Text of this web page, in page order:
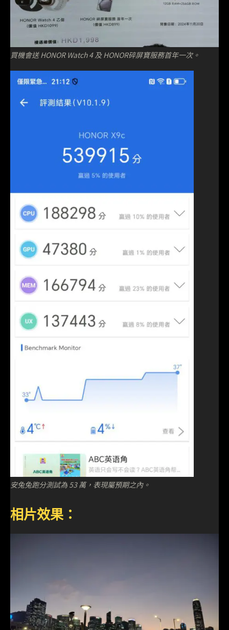
買機會送 HONOR Watch 4 及 HONOR碎屏寶服務首年一次。
安兔兔跑分測試為 53 萬，表現屬預期之內。
相片效果：